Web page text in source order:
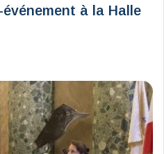
à la Halle